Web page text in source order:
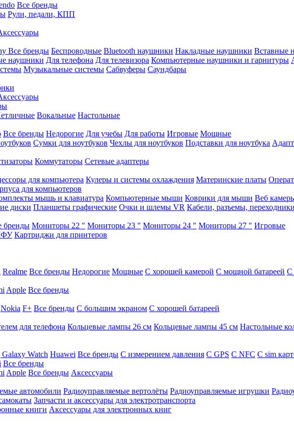
Все бренды
Рули, педали, КПП
Все бренды Беспроводные Bluetooth наушники Накладные наушники Вставные
наушники Для телефона Для телевизора Компьютерные наушники и гарнитуры
Музыкальные системы Сабвуферы Саундбары
Вокальные Настольные
Все бренды Недорогие Для учебы Для работы Игровые Мощные
Сумки для ноутбуков Чехлы для ноутбуков Подставки для ноутбука
Коммутаторы Сетевые адаптеры
для компьютера Кулеры и системы охлаждения Материнские платы
для компьютеров
мышь и клавиатура Компьютерные мыши Коврики для мыши Веб
диски Планшеты графические Очки и шлемы VR Кабели, разъемы, переходники
бренды Мониторы 22 " Мониторы 23 " Мониторы 24 " Мониторы 27 " Игровые
Картриджи для принтеров
Realme Все бренды Недорогие Мощные С хорошей камерой С мощной батареей С
Apple Все бренды
Nokia F+ Все бренды С большим экраном С хорошей батареей
для телефона Кольцевые лампы 26 см Кольцевые лампы 45 см Настольные
Galaxy Watch Huawei Все бренды C измерением давления C GPS C NFC C sim
Все бренды
Apple Все бренды Аксессуары
автомобили Радиоуправляемые вертолёты Радиоуправляемые игрушки
Запчасти и аксессуары для электротранспорта
книги Аксессуары для электронных книг